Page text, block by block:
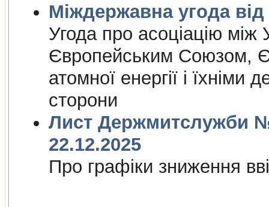
Угода про асоцiацiю мiж
Європейським Союзом,
атомної енергiї i їхнiми
сторони
Лист Держмитслужби №
22.12.2025
Про графiки зниження